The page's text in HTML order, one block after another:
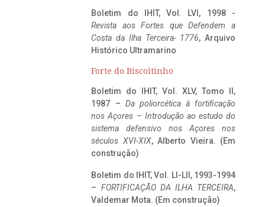
Boletim do IHIT, Vol. LVI, 1998 -
Revista aos Fortes que Defendem a
Costa da Ilha Terceira- 1776, Arquivo
Histórico Ultramarino
Forte do Biscoitinho
Boletim do IHIT, Vol. XLV, Tomo II,
1987 – Da poliorcética à fortificação
nos Açores – Introdução ao estudo do
sistema defensivo nos Açores nos
séculos XVI-XIX, Alberto Vieira. (Em
construção)
Boletim do IHIT, Vol. LI-LII, 1993-1994
– FORTIFICAÇÃO DA ILHA TERCEIRA,
Valdemar Mota. (Em construção)